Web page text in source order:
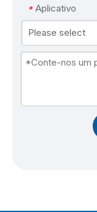
* Aplicativo
Please select